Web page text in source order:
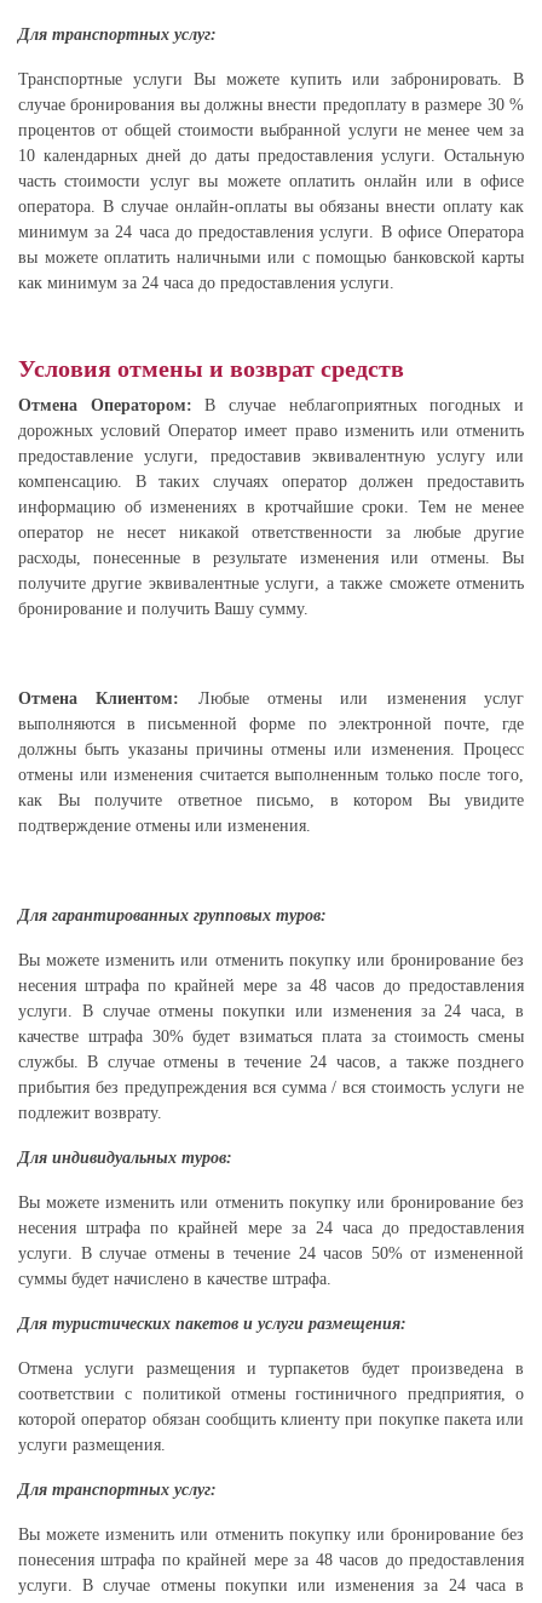
Для транспортных услуг:
Транспортные услуги Вы можете купить или забронировать. В
случае бронирования вы должны внести предоплату в размере 30 %
процентов от общей стоимости выбранной услуги не менее чем за
10 календарных дней до даты предоставления услуги. Остальную
часть стоимости услуг вы можете оплатить онлайн или в офисе
оператора. В случае онлайн-оплаты вы обязаны внести оплату как
минимум за 24 часа до предоставления услуги. В офисе Оператора
вы можете оплатить наличными или с помощью банковской карты
как минимум за 24 часа до предоставления услуги.
Условия отмены и возврат средств
Отмена Оператором:В случае неблагоприятных погодных и
дорожных условий Оператор имеет право изменить или отменить
предоставление услуги, предоставив эквивалентную услугу или
компенсацию. В таких случаях оператор должен предоставить
информацию об изменениях в кротчайшие сроки. Тем не менее
оператор не несет никакой ответственности за любые другие
расходы, понесенные в результате изменения или отмены. Вы
получите другие эквивалентные услуги, а также сможете отменить
бронирование и получить Вашу сумму.
Отмена Клиентом: Любые отмены или изменения услуг
выполняются в письменной форме по электронной почте, где
должны быть указаны причины отмены или изменения. Процесс
отмены или изменения считается выполненным только после того,
как Вы получите ответное письмо, в котором Вы увидите
подтверждение отмены или изменения.
Для гарантированных групповых туров:
Вы можете изменить или отменить покупку или бронирование без
несения штрафа по крайней мере за 48 часов до предоставления
услуги. В случае отмены покупки или изменения за 24 часа, в
качестве штрафа 30% будет взиматься плата за стоимость смены
службы. В случае отмены в течение 24 часов, а также позднего
прибытия без предупреждения вся сумма / вся стоимость услуги не
подлежит возврату.
Для индивидуальных туров:
Вы можете изменить или отменить покупку или бронирование без
несения штрафа по крайней мере за 24 часа до предоставления
услуги. В случае отмены в течение 24 часов 50% от измененной
суммы будет начислено в качестве штрафа.
Для туристических пакетов и услуги размещения:
Отмена услуги размещения и турпакетов будет произведена в
соответствии с политикой отмены гостиничного предприятия, о
которой оператор обязан сообщить клиенту при покупке пакета или
услуги размещения.
Для транспортных услуг:
Вы можете изменить или отменить покупку или бронирование без
понесения штрафа по крайней мере за 48 часов до предоставления
услуги. В случае отмены покупки или изменения за 24 часа в